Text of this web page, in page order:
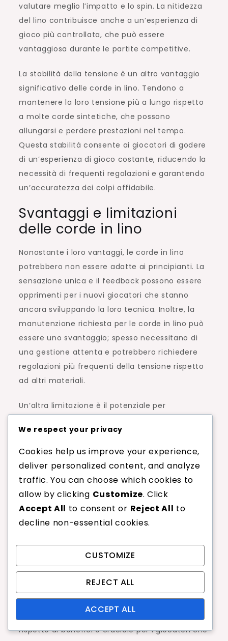
valutare meglio l’impatto e lo spin. La nitidezza
del lino contribuisce anche a un’esperienza di
gioco più controllata, che può essere
vantaggiosa durante le partite competitive.
La stabilità della tensione è un altro vantaggio
significativo delle corde in lino. Tendono a
mantenere la loro tensione più a lungo rispetto
a molte corde sintetiche, che possono
allungarsi e perdere prestazioni nel tempo.
Questa stabilità consente ai giocatori di godere
di un’esperienza di gioco costante, riducendo la
necessità di frequenti regolazioni e garantendo
un’accuratezza dei colpi affidabile.
Svantaggi e limitazioni
delle corde in lino
Nonostante i loro vantaggi, le corde in lino
potrebbero non essere adatte ai principianti. La
sensazione unica e il feedback possono essere
opprimenti per i nuovi giocatori che stanno
ancora sviluppando la loro tecnica. Inoltre, la
manutenzione richiesta per le corde in lino può
essere uno svantaggio; spesso necessitano di
una gestione attenta e potrebbero richiedere
regolazioni più frequenti della tensione rispetto
ad altri materiali.
Un’altra limitazione è il potenziale per
giocatori aggressivi possono apprezzare il
controllo, i principianti potrebbero trovare la
rigidità scomoda, portando a un’esperienza
meno piacevole in campo. Questo può
comportare una curva di apprendimento più
ripida, che potrebbe scoraggiare i nuovi
giocatori dall’abbracciare completamente lo
Infine, le corde in lino possono essere più
costose rispetto alle loro controparti sintetiche.
L’investimento iniziale potrebbe non essere
giustificabile per i giocatori occasionali o per
coloro che giocano raramente. Valutare i costi
rispetto ai benefici è cruciale per i giocatori che
We respect your privacy
Cookies help us improve your experience,
deliver personalized content, and analyze
traffic. You can choose which cookies to
allow by clicking Customize. Click
Accept All to consent or Reject All to
decline non-essential cookies.
CUSTOMIZE
REJECT ALL
ACCEPT ALL